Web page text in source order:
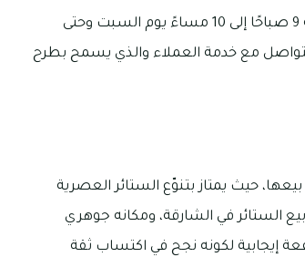
يقع محل نبراس في منطقة مويلح الحيوية، وتبدأ أوقات عمله من الساعة 9 صباحًا إلى 10 مساءً يوم السبت وحتى
مساءً يوم الجمعة، ورقم التواصل مع خدمة العملاء والذي يسمح بطرح
حيث يمتاز بتنوّع الستائر العصرية
الستائر في الشارقة، ومكانه جوهري
إيجابية لكونه نجح في اكتساب ثقة